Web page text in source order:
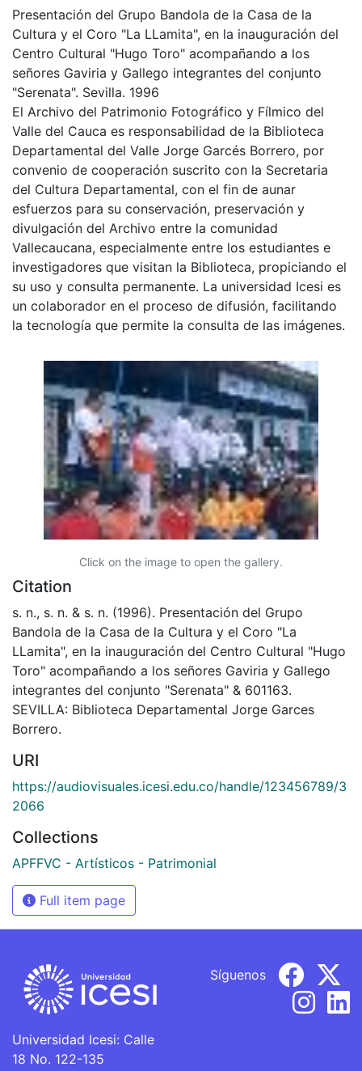
Presentación del Grupo Bandola de la Casa de la
Cultura y el Coro "La LLamita", en la inauguración del
Centro Cultural "Hugo Toro" acompañando a los
señores Gaviria y Gallego integrantes del conjunto
"Serenata". Sevilla. 1996
El Archivo del Patrimonio Fotográfico y Fílmico del
Valle del Cauca es responsabilidad de la Biblioteca
Departamental del Valle Jorge Garcés Borrero, por
convenio de cooperación suscrito con la Secretaria
del Cultura Departamental, con el fin de aunar
esfuerzos para su conservación, preservación y
divulgación del Archivo entre la comunidad
Vallecaucana, especialmente entre los estudiantes e
investigadores que visitan la Biblioteca, propiciando el
su uso y consulta permanente. La universidad Icesi es
un colaborador en el proceso de difusión, facilitando
la tecnología que permite la consulta de las imágenes.
Click on the image to open the gallery.
Citation
s. n., s. n. & s. n. (1996). Presentación del Grupo
Bandola de la Casa de la Cultura y el Coro "La
LLamita", en la inauguración del Centro Cultural "Hugo
Toro" acompañando a los señores Gaviria y Gallego
integrantes del conjunto "Serenata" & 601163.
SEVILLA: Biblioteca Departamental Jorge Garces
Borrero.
URI
https://audiovisuales.icesi.edu.co/handle/123456789/3
2066
Collections
APFFVC - Artísticos - Patrimonial
Full item page
Universidad Icesi: Calle
18 No. 122-135
Síguenos